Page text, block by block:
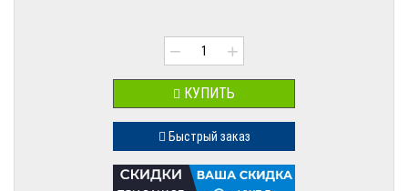
− +
КУПИТЬ
Быстрый заказ